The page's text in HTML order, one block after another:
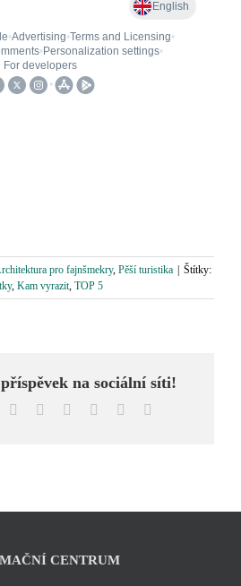
pro fajnšmekry, Pěší turistika
Štítky:
, Kam vyrazit, TOP 5
na sociální síti!
LinkedInWhatsApp
TumblrPinterest
CENTRUM